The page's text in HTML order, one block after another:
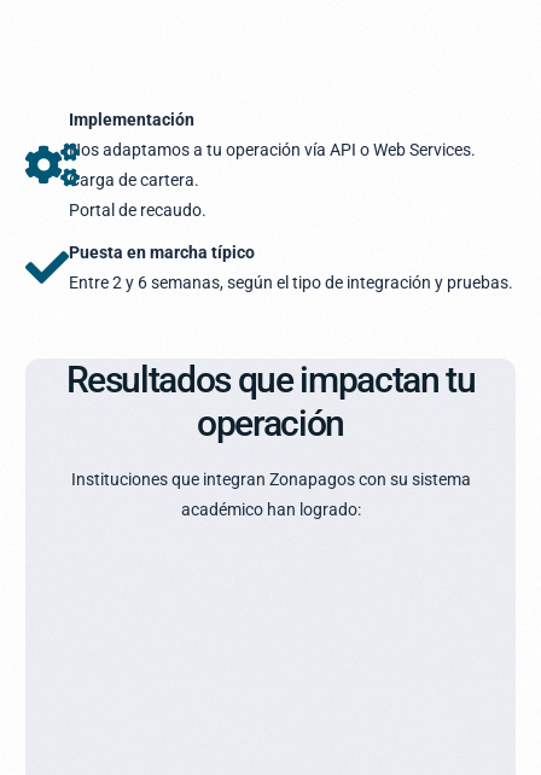
Resultados que impactan tu
operación
Instituciones que integran Zonapagos con su sistema
académico han logrado:
Implementación
Nos adaptamos a tu operación vía API o Web Services.
Carga de cartera.
Portal de recaudo.
Puesta en marcha típico
Entre 2 y 6 semanas, según el tipo de integración y pruebas.